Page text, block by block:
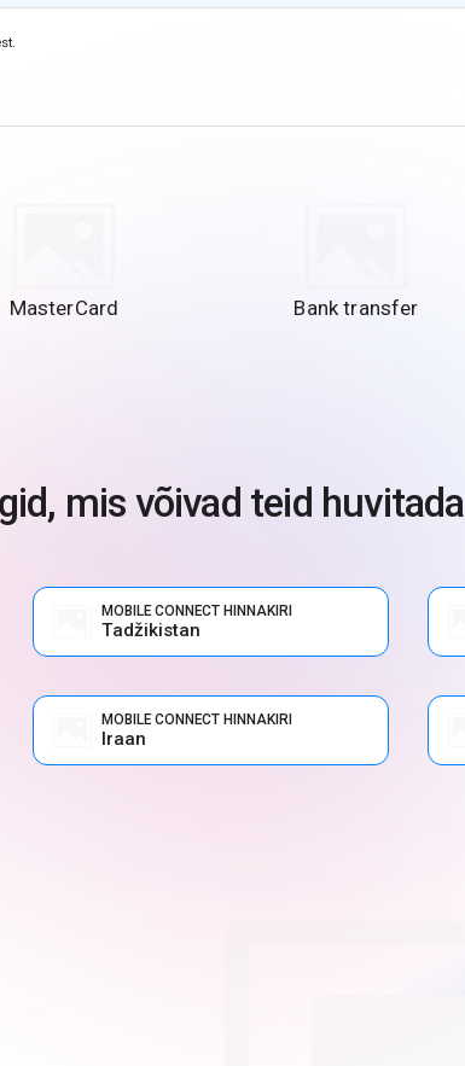
MasterCard Bank transfer
mis võivad teid huvitada
MOBILE CONNECT HINNAKIRI
Tadžikistan
MOBILE CONNECT HINNAKIRI
Iraan